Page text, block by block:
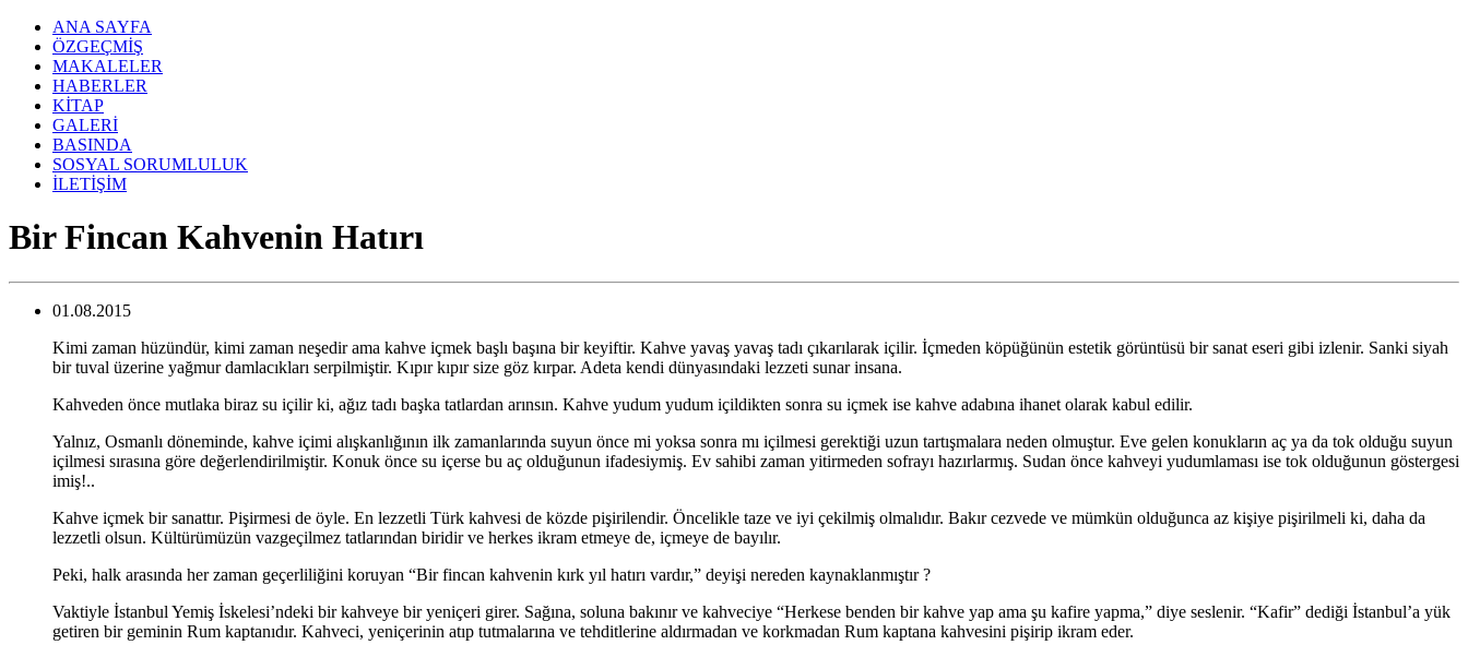
ANA SAYFA
ÖZGEÇMİŞ
MAKALELER
HABERLER
KİTAP
GALERİ
BASINDA
SOSYAL SORUMLULUK
İLETİŞİM
Bir Fincan Kahvenin Hatırı
01.08.2015
Kimi zaman hüzündür, kimi zaman neşedir ama kahve içmek başlı başına bir keyiftir. Kahve yavaş yavaş tadı çıkarılarak içilir. İçmeden köpüğünün estetik görüntüsü bir sanat eseri gibi izlenir. Sanki siyah
bir tuval üzerine yağmur damlacıkları serpilmiştir. Kıpır kıpır size göz kırpar. Adeta kendi dünyasındaki lezzeti sunar insana.
Kahveden önce mutlaka biraz su içilir ki, ağız tadı başka tatlardan arınsın. Kahve yudum yudum içildikten sonra su içmek ise kahve adabına ihanet olarak kabul edilir.
Yalnız, Osmanlı döneminde, kahve içimi alışkanlığının ilk zamanlarında suyun önce mi yoksa sonra mı içilmesi gerektiği uzun tartışmalara neden olmuştur. Eve gelen konukların aç ya da tok olduğu suyun
içilmesi sırasına göre değerlendirilmiştir. Konuk önce su içerse bu aç olduğunun ifadesiymiş. Ev sahibi zaman yitirmeden sofrayı hazırlarmış. Sudan önce kahveyi yudumlaması ise tok olduğunun göstergesi
imiş!..
Kahve içmek bir sanattır. Pişirmesi de öyle. En lezzetli Türk kahvesi de közde pişirilendir. Öncelikle taze ve iyi çekilmiş olmalıdır. Bakır cezvede ve mümkün olduğunca az kişiye pişirilmeli ki, daha da
lezzetli olsun. Kültürümüzün vazgeçilmez tatlarından biridir ve herkes ikram etmeye de, içmeye de bayılır.
Peki, halk arasında her zaman geçerliliğini koruyan “Bir fincan kahvenin kırk yıl hatırı vardır,” deyişi nereden kaynaklanmıştır ?
Vaktiyle İstanbul Yemiş İskelesi’ndeki bir kahveye bir yeniçeri girer. Sağına, soluna bakınır ve kahveciye “Herkese benden bir kahve yap ama şu kafire yapma,” diye seslenir. “Kafir” dediği İstanbul’a yük
getiren bir geminin Rum kaptanıdır. Kahveci, yeniçerinin atıp tutmalarına ve tehditlerine aldırmadan ve korkmadan Rum kaptana kahvesini pişirip ikram eder.